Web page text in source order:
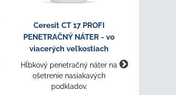
Ceresit CT 17 PROFI
PENETRAČNÝ NÁTER - vo
viacerých veľkostiach
Hĺbkový penetračný náter na
ošetrenie nasiakavých
podkladov.